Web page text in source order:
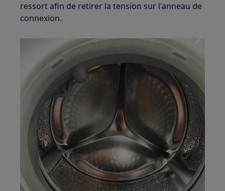
ressort afin de retirer la tension sur l'anneau de
connexion.